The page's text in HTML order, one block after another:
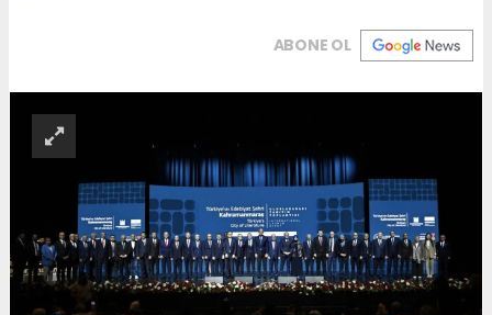
ABONE OL